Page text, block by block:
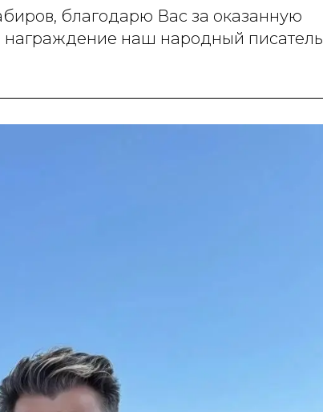
благодарю Вас за оказанную
награждение наш народный писатель